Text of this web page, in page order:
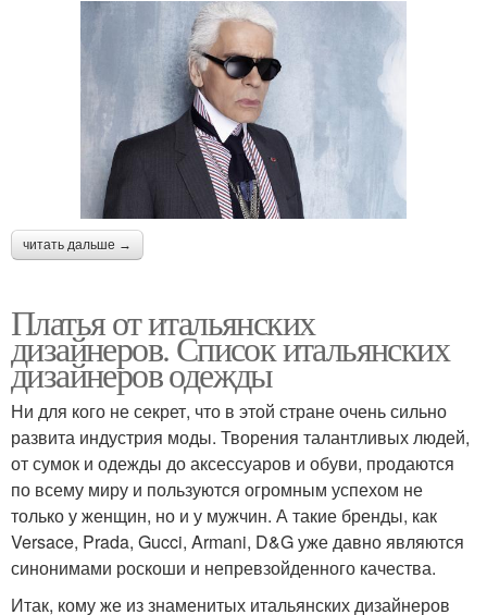
читать дальше →
Платья от итальянских
дизайнеров. Список итальянских
дизайнеров одежды
Ни для кого не секрет, что в этой стране очень сильно
развита индустрия моды. Творения талантливых людей,
от сумок и одежды до аксессуаров и обуви, продаются
по всему миру и пользуются огромным успехом не
только у женщин, но и у мужчин. А такие бренды, как
Versace, Prada, Gucci, Armani, D&G уже давно являются
синонимами роскоши и непревзойденного качества.
Итак, кому же из знаменитых итальянских дизайнеров